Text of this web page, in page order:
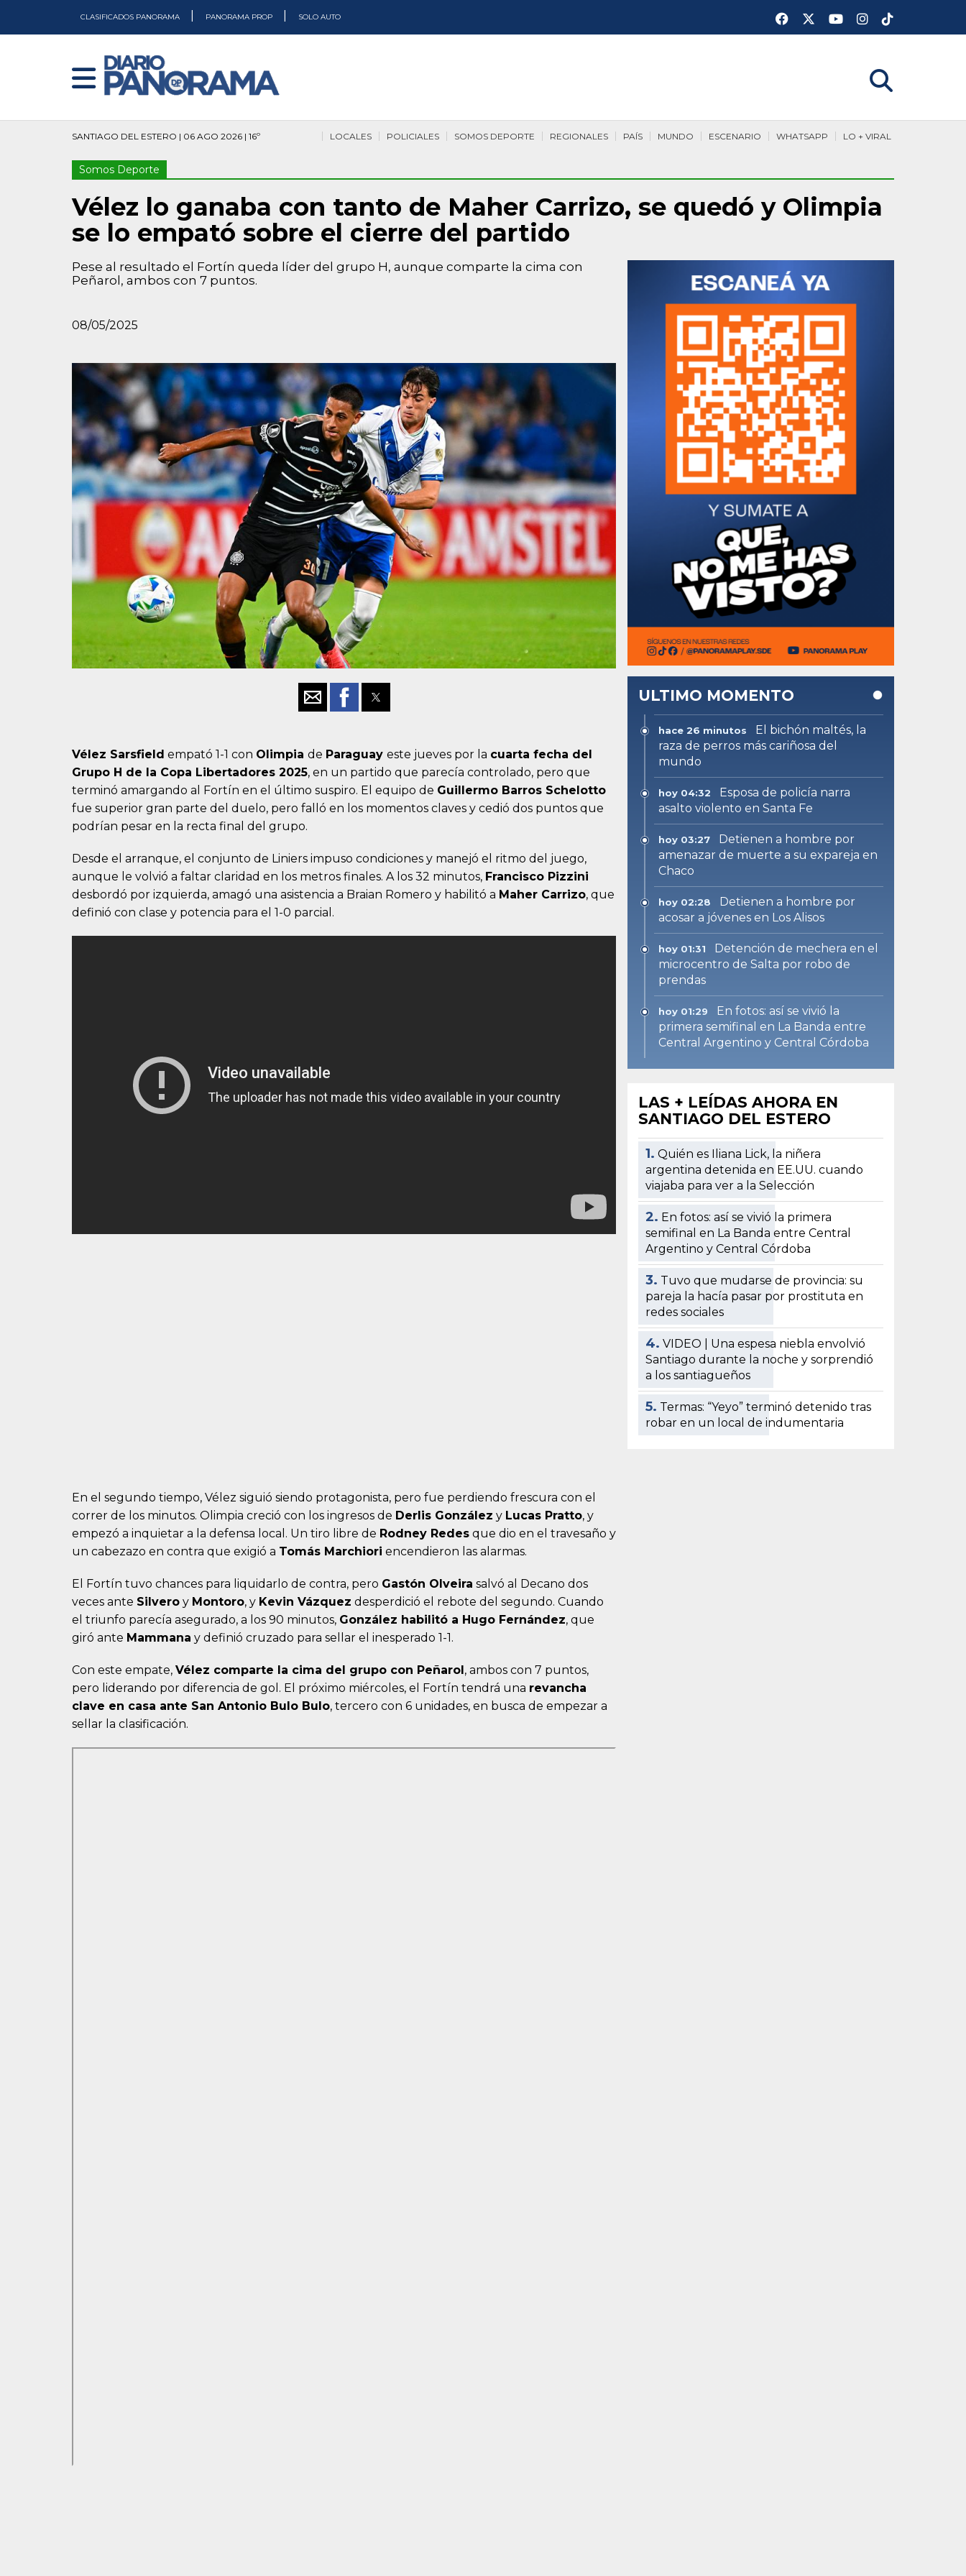
CLASIFICADOS PANORAMA PANORAMA PROP SOLO AUTO
SANTIAGO DEL ESTERO | 06 AGO 2026 | 16º LO + VIRAL
WHATSAPP
ESCENARIO
MUNDO
PAÍS
REGIONALES
SOMOS DEPORTE
POLICIALES
LOCALES
Somos Deporte
Vélez lo ganaba con tanto de Maher Carrizo, se quedó y Olimpia
se lo empató sobre el cierre del partido
Pese al resultado el Fortín queda líder del grupo H, aunque comparte la cima con
Peñarol, ambos con 7 puntos.
08/05/2025
Vélez Sarsfield empató 1-1 con Olimpia de Paraguay este jueves por la cuarta fecha del
Grupo H de la Copa Libertadores 2025, en un partido que parecía controlado, pero que
terminó amargando al Fortín en el último suspiro. El equipo de Guillermo Barros Schelotto
fue superior gran parte del duelo, pero falló en los momentos claves y cedió dos puntos que
podrían pesar en la recta final del grupo.
Desde el arranque, el conjunto de Liniers impuso condiciones y manejó el ritmo del juego,
aunque le volvió a faltar claridad en los metros finales. A los 32 minutos, Francisco Pizzini
desbordó por izquierda, amagó una asistencia a Braian Romero y habilitó a Maher Carrizo, que
definió con clase y potencia para el 1-0 parcial.
En el segundo tiempo, Vélez siguió siendo protagonista, pero fue perdiendo frescura con el
correr de los minutos. Olimpia creció con los ingresos de Derlis González y Lucas Pratto, y
empezó a inquietar a la defensa local. Un tiro libre de Rodney Redes que dio en el travesaño y
un cabezazo en contra que exigió a Tomás Marchiori encendieron las alarmas.
El Fortín tuvo chances para liquidarlo de contra, pero Gastón Olveira salvó al Decano dos
veces ante Silvero y Montoro, y Kevin Vázquez desperdició el rebote del segundo. Cuando
el triunfo parecía asegurado, a los 90 minutos, González habilitó a Hugo Fernández, que
giró ante Mammana y definió cruzado para sellar el inesperado 1-1.
Con este empate, Vélez comparte la cima del grupo con Peñarol , ambos con 7 puntos,
pero liderando por diferencia de gol. El próximo miércoles, el Fortín tendrá una revancha
clave en casa ante San Antonio Bulo Bulo, tercero con 6 unidades, en busca de empezar a
sellar la clasificación.
ULTIMO MOMENTO
hace 26 minutos
El bichón maltés, la
raza de perros más cariñosa del
mundo
hoy 04:32
Esposa de policía narra
asalto violento en Santa Fe
hoy 03:27
Detienen a hombre por
amenazar de muerte a su expareja en
Chaco
hoy 02:28
Detienen a hombre por
acosar a jóvenes en Los Alisos
hoy 01:31
Detención de mechera en el
microcentro de Salta por robo de
prendas
hoy 01:29
En fotos: así se vivió la
primera semifinal en La Banda entre
Central Argentino y Central Córdoba
LAS + LEÍDAS AHORA EN
SANTIAGO DEL ESTERO
1. Quién es Iliana Lick, la niñera
argentina detenida en EE.UU. cuando
viajaba para ver a la Selección
2. En fotos: así se vivió la primera
semifinal en La Banda entre Central
Argentino y Central Córdoba
3. Tuvo que mudarse de provincia: su
pareja la hacía pasar por prostituta en
redes sociales
4. VIDEO | Una espesa niebla envolvió
Santiago durante la noche y sorprendió
a los santiagueños
5. Termas: “Yeyo” terminó detenido tras
robar en un local de indumentaria